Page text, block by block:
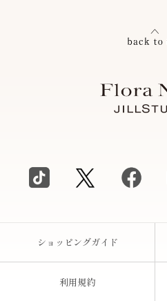
ショッピングガイド
利用規約